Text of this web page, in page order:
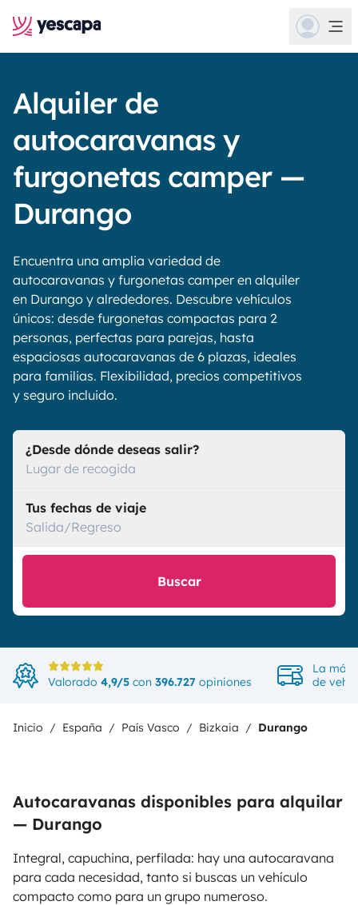
Alquiler de
autocaravanas y
furgonetas camper —
Durango
Encuentra una amplia variedad de
autocaravanas y furgonetas camper en alquiler
en Durango y alrededores. Descubre vehículos
únicos: desde furgonetas compactas para 2
personas, perfectas para parejas, hasta
espaciosas autocaravanas de 6 plazas, ideales
para familias. Flexibilidad, precios competitivos
y seguro incluido.
¿Desde dónde deseas salir?
Lugar de recogida
Tus fechas de viaje
Salida/Regreso
Buscar
Valorado 4,9/5 con 396.727 opiniones
La más
de
Inicio España País Vasco Bizkaia Durango
Autocaravanas disponibles para alquilar
— Durango
Integral, capuchina, perfilada: hay una autocaravana
para cada necesidad, tanto si buscas un vehículo
compacto como para un grupo numeroso.